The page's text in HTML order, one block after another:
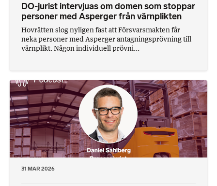
DO-jurist intervjuas om domen som stoppar
personer med Asperger från värnplikten
Hovrätten slog nyligen fast att Försvarsmakten får
neka personer med Asperger antagningsprövning till
värnplikt. Någon individuell prövni...
31 MAR 2026